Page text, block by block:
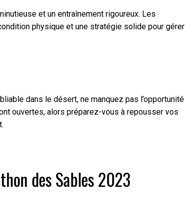
et un entraînement rigoureux. Les
physique et une stratégie solide pour gérer
dans le désert, ne manquez pas l’opportunité
ouvertes, alors préparez-vous à repousser vos
des Sables 2023